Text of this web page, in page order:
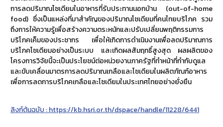
การลดปริมาณโซเดียมในอาหารที่รับประทานนอกบ้าน (out-of-home
food) ซึ่งเป็นแหล่งที่มาสำคัญของปริมาณโซเดียมที่คนไทยบริโภค รวม
ถึงการให้ความรู้เพื่อสร้างความตระหนักและปรับเปลี่ยนพฤติกรรมการ
บริโภคเค็มของประชากร เพื่อให้เกิดการดำเนินงานเพื่อลดปริมาณการ
บริโภคโซเดียมอย่างเป็นระบบ และเกิดผลสัมฤทธิ์สูงสุด ผลผลิตของ
โครงการวิจัยนี้จะเป็นประโยชน์ต่อหน่วยงานภาครัฐที่ทำหน้าที่กำกับดูแล
และขับเคลื่อนมาตรการลดปริมาณเกลือและโซเดียมในผลิตภัณฑ์อาหาร
เพื่อการลดการบริโภคเกลือและโซเดียมในประเทศไทยอย่างยั่งยืน
ลิงก์ต้นฉบับ : https://kb.hsri.or.th/dspace/handle/11228/6441